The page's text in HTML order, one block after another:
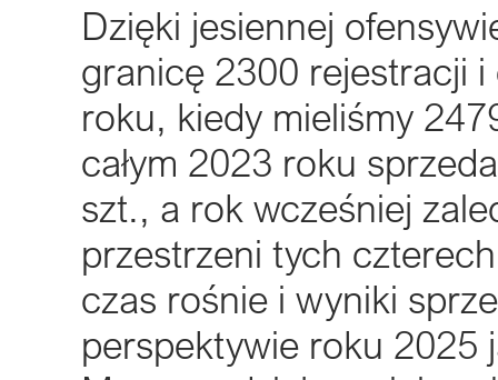
Dzięki jesiennej
granicę 2300 rejestracji
roku, kiedy mieliśmy
całym 2023 roku
szt., a rok wcześniej
przestrzeni tych
czas rośnie i wyniki
perspektywie roku 2025